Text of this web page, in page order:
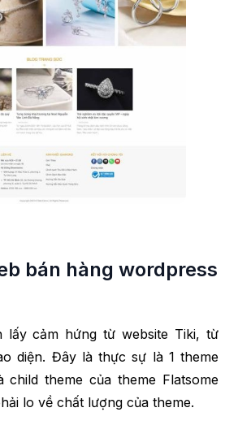
bán hàng wordpress
lấy cảm hứng từ website Tiki, từ
diện. Đây là thực sự là 1 theme
theme của theme Flatsome
lo về chất lượng của theme.